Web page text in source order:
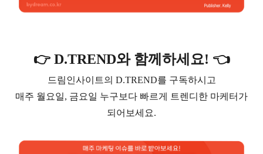
👉 D.TREND와 함께하세요! 👈
드림인사이트의 D.TREND를 구독하시고
매주 월요일, 금요일 누구보다 빠르게 트렌디한 마케터가
되어보세요.